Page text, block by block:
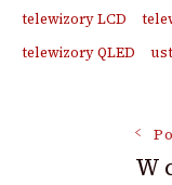
telewizory LCD
telewizory QLED
W